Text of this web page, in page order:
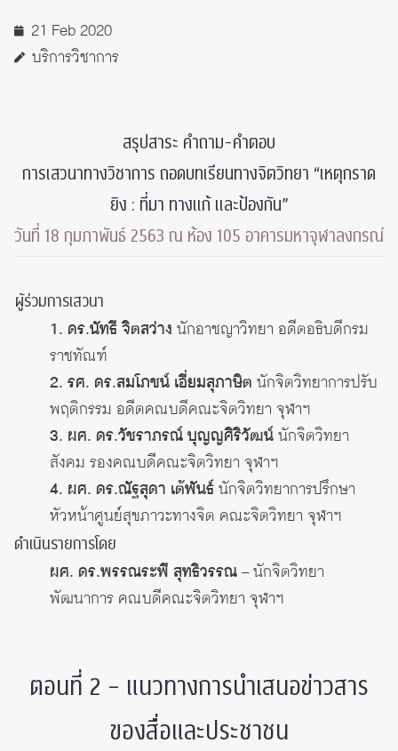
21 Feb 2020
บริการวิชาการ
สรุปสาระ คำถาม-คำตอบ
การเสวนาทางวิชาการ ถอดบทเรียนทางจิตวิทยา “เหตุกราด
ยิง : ที่มา ทางแก้ และป้องกัน”
วันที่ 18 กุมภาพันธ์ 2563 ณ ห้อง 105 อาคารมหาจุฬาลงกรณ์
ผู้ร่วมการเสวนา
1. ดร.นัทธี จิตสว่าง นักอาชญาวิทยา อดีตอธิบดีกรม
ราชทัณฑ์
2. รศ. ดร.สมโภชน์ เอี่ยมสุภาษิต นักจิตวิทยาการปรับ
พฤติกรรม อดีตคณบดีคณะจิตวิทยา จุฬาฯ
3. ผศ. ดร.วัชราภรณ์ บุญญศิริวัฒน์นักจิตวิทยา
สังคม รองคณบดีคณะจิตวิทยา จุฬาฯ
4. ผศ. ดร.ณัฐสุดา เต้พันธ์นักจิตวิทยาการปรึกษา
หัวหน้าศูนย์สุขภาวะทางจิต คณะจิตวิทยา จุฬาฯ
ดำเนินรายการโดย
ผศ. ดร.พรรณระพี สุทธิวรรณ– นักจิตวิทยา
พัฒนาการ คณบดีคณะจิตวิทยา จุฬาฯ
ตอนที่ 2 – แนวทางการนำเสนอข่าวสาร
ของสื่อและประชาชน